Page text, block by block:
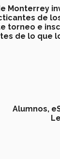
Monterrey
de
torneo e
de lo que
Alumnos,